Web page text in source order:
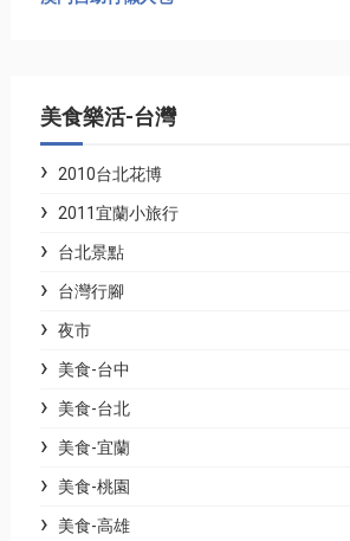
美食樂活-台灣
2010台北花博
2011宜蘭小旅行
台北景點
台灣行腳
夜市
美食-台中
美食-台北
美食-宜蘭
美食-桃園
美食-高雄